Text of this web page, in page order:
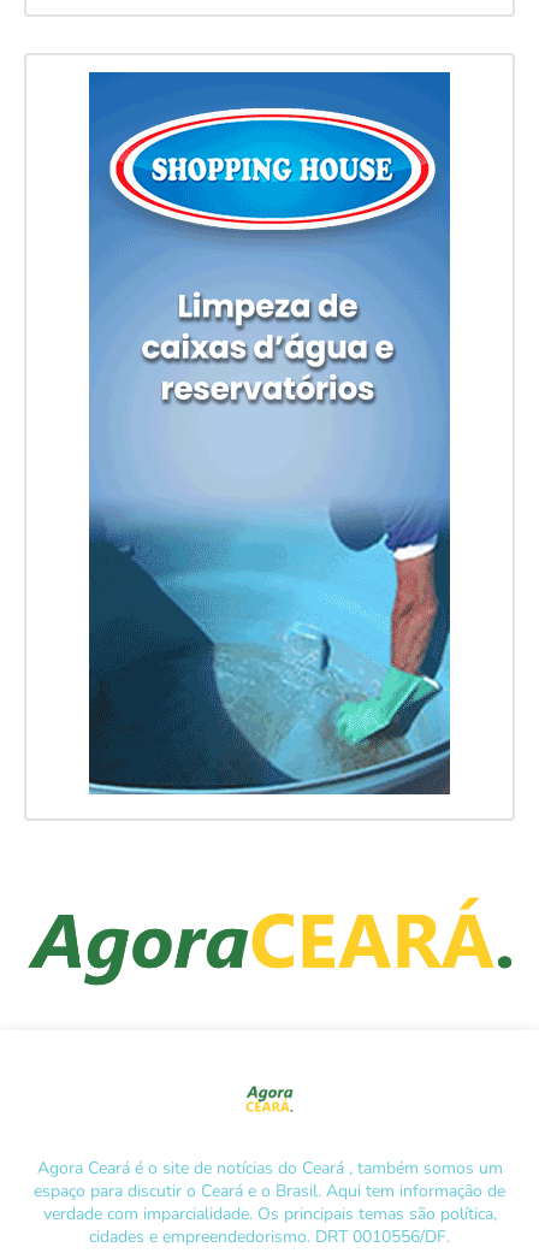
Agora Ceará é o site de notícias do Ceará , também somos um
espaço para discutir o Ceará e o Brasil. Aqui tem informação de
verdade com imparcialidade. Os principais temas são política,
cidades e empreendedorismo. DRT 0010556/DF.